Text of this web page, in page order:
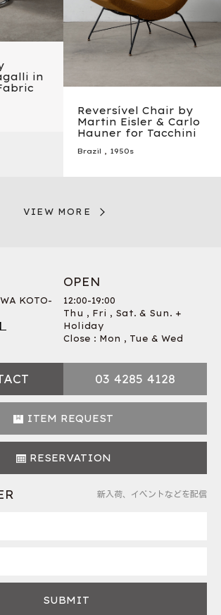
in
Reversível Chair by
Martin Eisler & Carlo
Hauner for Tacchini
Brazil , 1950s
VIEW MORE
KOTO-
OPEN
12:00-19:00
Thu , Fri , Sat. & Sun. +
Holiday
Close : Mon , Tue & Wed
03 4285 4128
ITEM REQUEST
RESERVATION
新入荷、イベントなどを配信